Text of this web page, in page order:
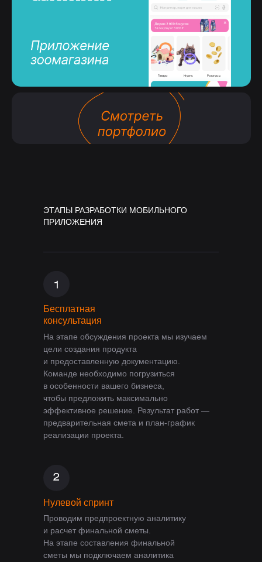
ЭТАПЫ РАЗРАБОТКИ МОБИЛЬНОГО
ПРИЛОЖЕНИЯ
Бесплатная
консультация
На этапе обсуждения проекта мы изучаем
цели создания продукта
и предоставленную документацию.
Команде необходимо погрузиться
в особенности вашего бизнеса,
чтобы предложить максимально
эффективное решение. Результат работ —
предварительная смета и план-график
реализации проекта.
Нулевой спринт
Проводим предпроектную аналитику
и расчет финальной сметы.
На этапе составления финальной
сметы мы подключаем аналитика